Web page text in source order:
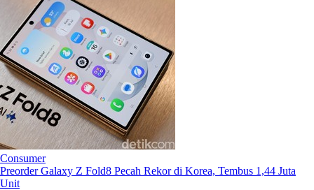
Consumer
Preorder Galaxy Z Fold8 Pecah Rekor di Korea, Tembus 1,44 Juta
Unit